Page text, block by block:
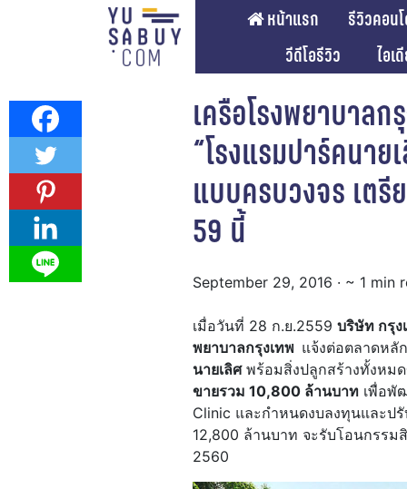
หน้าแรก
รีวิวคอน
วีดีโอรีวิว
ไอเ
เครือโรงพยาบาลก
“โรงแรมปาร์คนา
แบบครบวงจร เตรี
59 นี้
September 29, 2016 · ~ 1 min
เมื่อวันที่ 28 ก.ย.2559 บริษัท กรุง
พยาบาลกรุงเทพ แจ้งต่อตลาดหลั
นายเลิศพร้อมสิ่งปลูกสร้างทั้งหม
ขายรวม 10,800 ล้านบาท เพื่อพั
Clinic และกำหนดงบลงทุนและป
12,800 ล้านบาท จะรับโอนกรร
2560